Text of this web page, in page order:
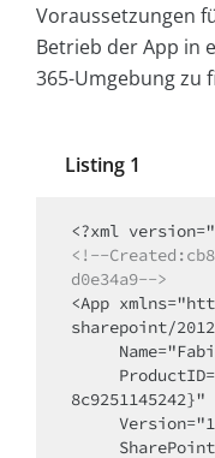
Voraussetzungen
Betrieb der App in
365-Umgebung zu
Listing 1
<!--
d0e34a9-->
<App
sharepoint/
8c9251145242}"